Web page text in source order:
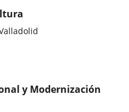
y Modernización